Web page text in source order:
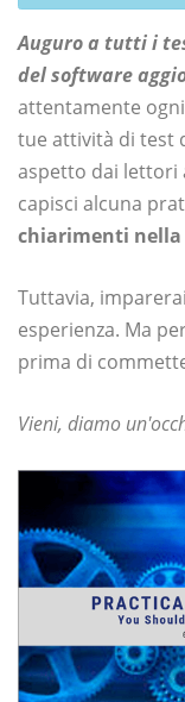
Auguro a tutti i
del software
attentamente
tue attività di test
aspetto dai lettori
capisci alcuna
chiarimenti nella
Tuttavia,
esperienza. Ma
prima di
Vieni, diamo